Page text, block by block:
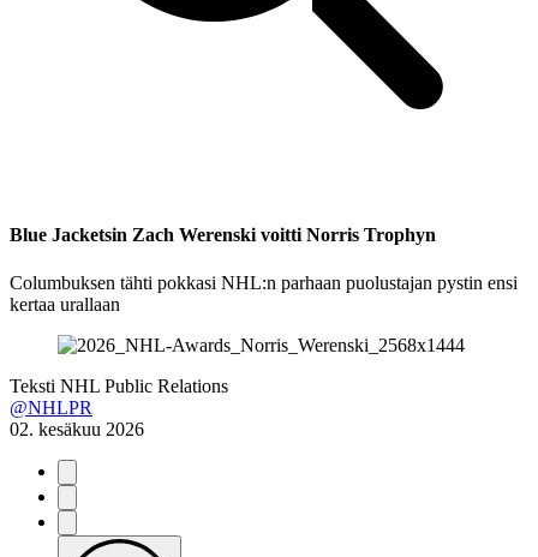
Blue Jacketsin Zach Werenski voitti Norris Trophyn
Columbuksen tähti pokkasi NHL:n parhaan puolustajan pystin ensi
kertaa urallaan
Teksti NHL Public Relations
@NHLPR
02. kesäkuu 2026